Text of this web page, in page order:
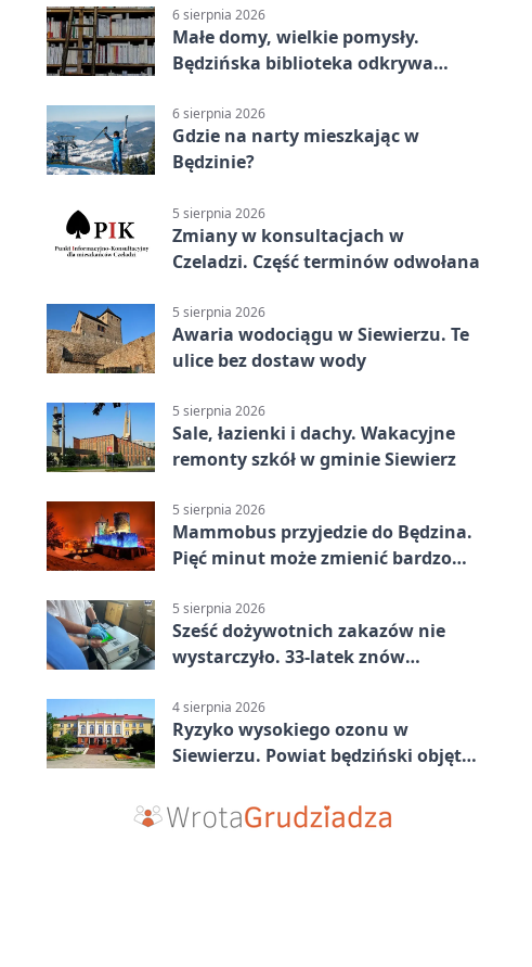
6 sierpnia 2026
Małe domy, wielkie pomysły.
Będzińska biblioteka odkrywa
6 sierpnia 2026
Gdzie na narty mieszkając w
Będzinie?
5 sierpnia 2026
Zmiany w konsultacjach w
Czeladzi. Część terminów odwołana
5 sierpnia 2026
Awaria wodociągu w Siewierzu. Te
ulice bez dostaw wody
5 sierpnia 2026
Sale, łazienki i dachy. Wakacyjne
remonty szkół w gminie Siewierz
5 sierpnia 2026
Mammobus przyjedzie do Będzina.
Pięć minut może zmienić bardzo
5 sierpnia 2026
Sześć dożywotnich zakazów nie
wystarczyło. 33-latek znów
4 sierpnia 2026
Ryzyko wysokiego ozonu w
Siewierzu. Powiat będziński objęty